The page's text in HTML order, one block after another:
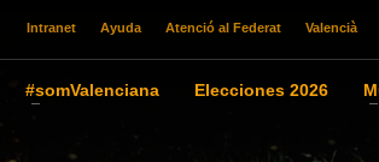
Intranet Ayuda Atenció al Federat Valencià
#somValenciana Elecciones 2026